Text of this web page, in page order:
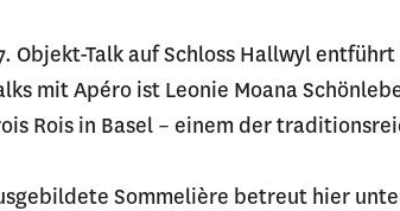
Objekt-Talk auf Schloss Hallwyl
mit Apéro ist Leonie Moana
Rois in Basel – einem der
Sommelière betreut hier